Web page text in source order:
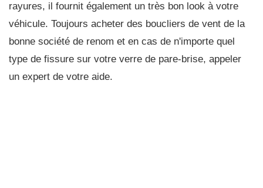
rayures, il fournit également un très bon look à votre
véhicule. Toujours acheter des boucliers de vent de la
bonne société de renom et en cas de n'importe quel
type de fissure sur votre verre de pare-brise, appeler
un expert de votre aide.